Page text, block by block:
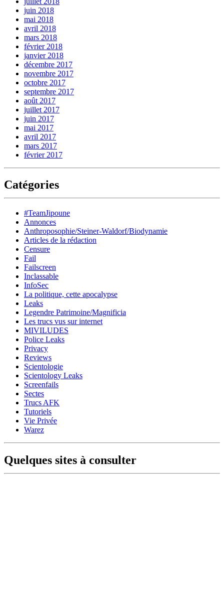
juin 2018
mai 2018
avril 2018
mars 2018
février 2018
janvier 2018
décembre 2017
novembre 2017
octobre 2017
septembre 2017
août 2017
juillet 2017
juin 2017
mai 2017
avril 2017
mars 2017
février 2017
Catégories
#TeamJipoune
Annonces
Anthroposophie/Steiner-Waldorf/Biodynamie
Articles de la rédaction
Censure
Fail
Failscreen
Inclassable
InfoSec
La politique, cette apocalypse
Leaks
Legendre Patrimoine/Magnificia
Les trucs vus sur internet
MIVILUDES
Police Leaks
Privacy
Reviews
Scientologie
Scientology Leaks
Screenfails
Sectes
Trucs AFK
Tutoriels
Vie Privée
Warez
Quelques sites à consulter